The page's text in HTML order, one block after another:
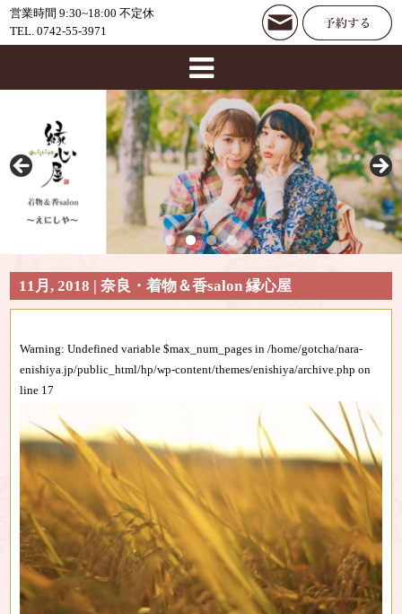
営業時間 9:30~18:00 不定休
TEL. 0742-55-3971
11月, 2018 | 奈良・着物＆香salon 縁心屋
Warning: Undefined variable $max_num_pages in/home/gotcha/nara-
enishiya.jp/public_html/hp/wp-content/themes/enishiya/archive.php on
line 17